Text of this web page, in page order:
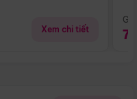
Xem chi tiết